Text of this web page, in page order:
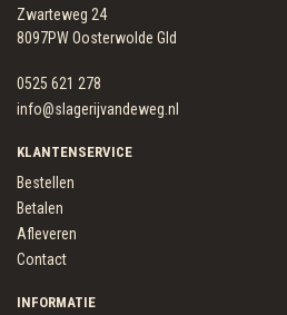
Zwarteweg 24
8097PW Oosterwolde Gld
0525 621 278
info@slagerijvandeweg.nl
KLANTENSERVICE
Bestellen
Betalen
Afleveren
Contact
INFORMATIE